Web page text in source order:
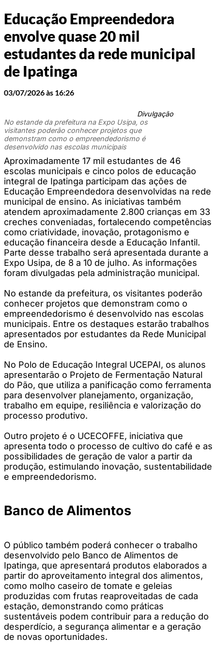
Educação Empreendedora
envolve quase 20 mil
estudantes da rede municipal
de Ipatinga
03/07/2026 às 16:26
Divulgação
No estande da prefeitura na Expo Usipa, os
visitantes poderão conhecer projetos que
demonstram como o empreendedorismo é
desenvolvido nas escolas municipais
Aproximadamente 17 mil estudantes de 46
escolas municipais e cinco polos de educação
integral de Ipatinga participam das ações de
Educação Empreendedora desenvolvidas na rede
municipal de ensino. As iniciativas também
atendem aproximadamente 2.800 crianças em 33
creches conveniadas, fortalecendo competências
como criatividade, inovação, protagonismo e
educação financeira desde a Educação Infantil.
Parte desse trabalho será apresentada durante a
Expo Usipa, de 8 a 10 de julho. As informações
foram divulgadas pela administração municipal.
No estande da prefeitura, os visitantes poderão
conhecer projetos que demonstram como o
empreendedorismo é desenvolvido nas escolas
municipais. Entre os destaques estarão trabalhos
apresentados por estudantes da Rede Municipal
de Ensino.
No Polo de Educação Integral UCEPAI, os alunos
apresentarão o Projeto de Fermentação Natural
do Pão, que utiliza a panificação como ferramenta
para desenvolver planejamento, organização,
trabalho em equipe, resiliência e valorização do
processo produtivo.
Outro projeto é o UCECOFFE, iniciativa que
apresenta todo o processo de cultivo do café e as
possibilidades de geração de valor a partir da
produção, estimulando inovação, sustentabilidade
e empreendedorismo.
Banco de Alimentos
O público também poderá conhecer o trabalho
desenvolvido pelo Banco de Alimentos de
Ipatinga, que apresentará produtos elaborados a
partir do aproveitamento integral dos alimentos,
como molho caseiro de tomate e geleias
produzidas com frutas reaproveitadas de cada
estação, demonstrando como práticas
sustentáveis podem contribuir para a redução do
desperdício, a segurança alimentar e a geração
de novas oportunidades.